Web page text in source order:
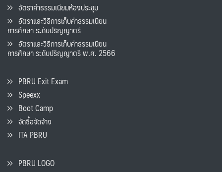
อัตราค่าธรรมเนียมห้องประชุม
อัตราและวิธีการเก็บค่าธรรมเนียน
การศึกษา ระดับปริญญาตรี
อัตราและวิธีการเก็บค่าธรรมเนียน
การศึกษา ระดับปริญญาตรี พ.ศ. 2566
PBRU Exit Exam
Speexx
Boot Camp
จัดซื้อจัดจ้าง
ITA PBRU
PBRU LOGO